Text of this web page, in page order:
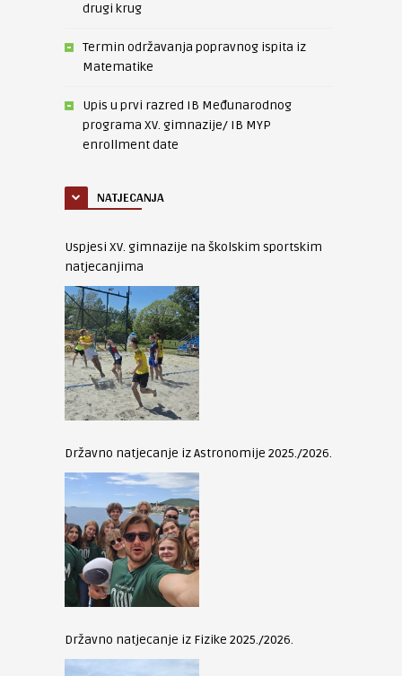
drugi krug
Termin održavanja popravnog ispita iz
Matematike
Upis u prvi razred IB Međunarodnog
programa XV. gimnazije/ IB MYP
enrollment date
NATJECANJA
Uspjesi XV. gimnazije na školskim sportskim
natjecanjima
Državno natjecanje iz Astronomije 2025./2026.
Državno natjecanje iz Fizike 2025./2026.